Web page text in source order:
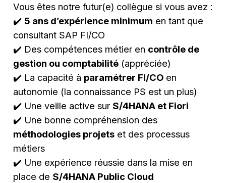
Vous êtes notre futur(e) collègue si vous avez :
✔️ 5 ans d’expérience minimum en tant que
consultant SAP FI/CO
✔️ Des compétences métier en contrôle de
gestion ou comptabilité (appréciée)
✔️ La capacité à paramétrer FI/CO en
autonomie (la connaissance PS est un plus)
✔️ Une veille active sur S/4HANA et Fiori
✔️ Une bonne compréhension des
méthodologies projets et des processus
métiers
✔️ Une expérience réussie dans la mise en
place de S/4HANA Public Cloud